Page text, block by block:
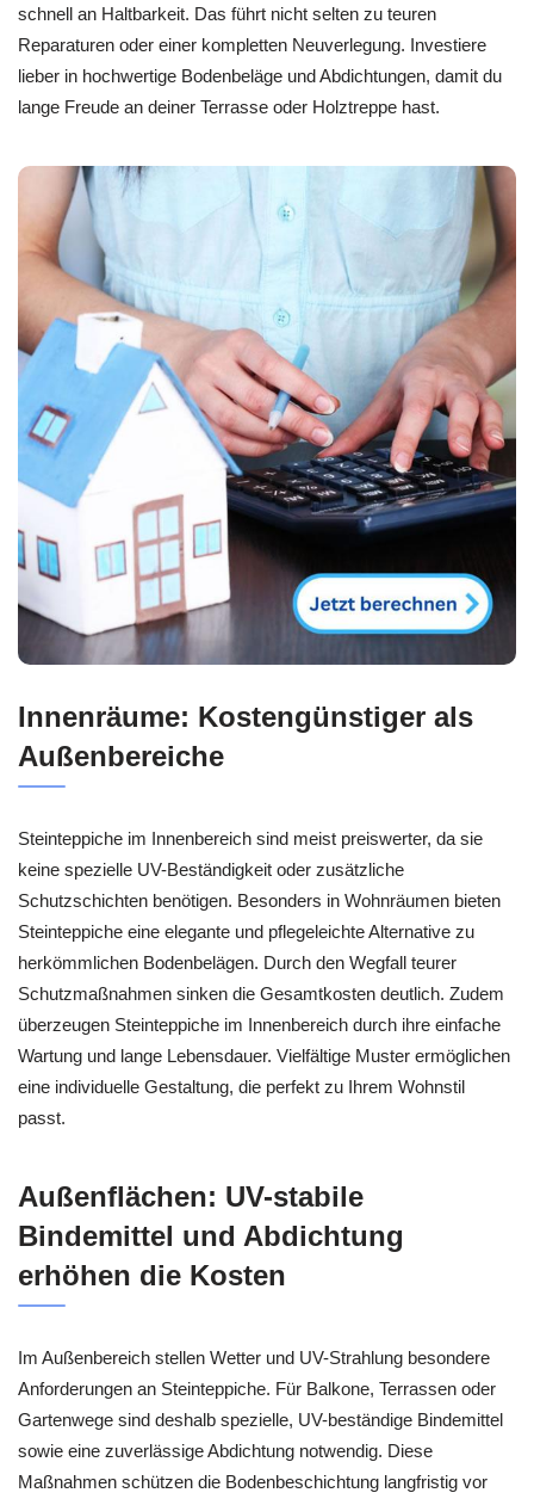
schnell an Haltbarkeit. Das führt nicht selten zu teuren
Reparaturen oder einer kompletten Neuverlegung. Investiere
lieber in hochwertige Bodenbeläge und Abdichtungen, damit du
lange Freude an deiner Terrasse oder Holztreppe hast.
Innenräume: Kostengünstiger als
Außenbereiche
Steinteppiche im Innenbereich sind meist preiswerter, da sie
keine spezielle UV-Beständigkeit oder zusätzliche
Schutzschichten benötigen. Besonders in Wohnräumen bieten
Steinteppiche eine elegante und pflegeleichte Alternative zu
herkömmlichen Bodenbelägen. Durch den Wegfall teurer
Schutzmaßnahmen sinken die Gesamtkosten deutlich. Zudem
überzeugen Steinteppiche im Innenbereich durch ihre einfache
Wartung und lange Lebensdauer. Vielfältige Muster ermöglichen
eine individuelle Gestaltung, die perfekt zu Ihrem Wohnstil
passt.
Außenflächen: UV-stabile
Bindemittel und Abdichtung
erhöhen die Kosten
Im Außenbereich stellen Wetter und UV-Strahlung besondere
Anforderungen an Steinteppiche. Für Balkone, Terrassen oder
Gartenwege sind deshalb spezielle, UV-beständige Bindemittel
sowie eine zuverlässige Abdichtung notwendig. Diese
Maßnahmen schützen die Bodenbeschichtung langfristig vor